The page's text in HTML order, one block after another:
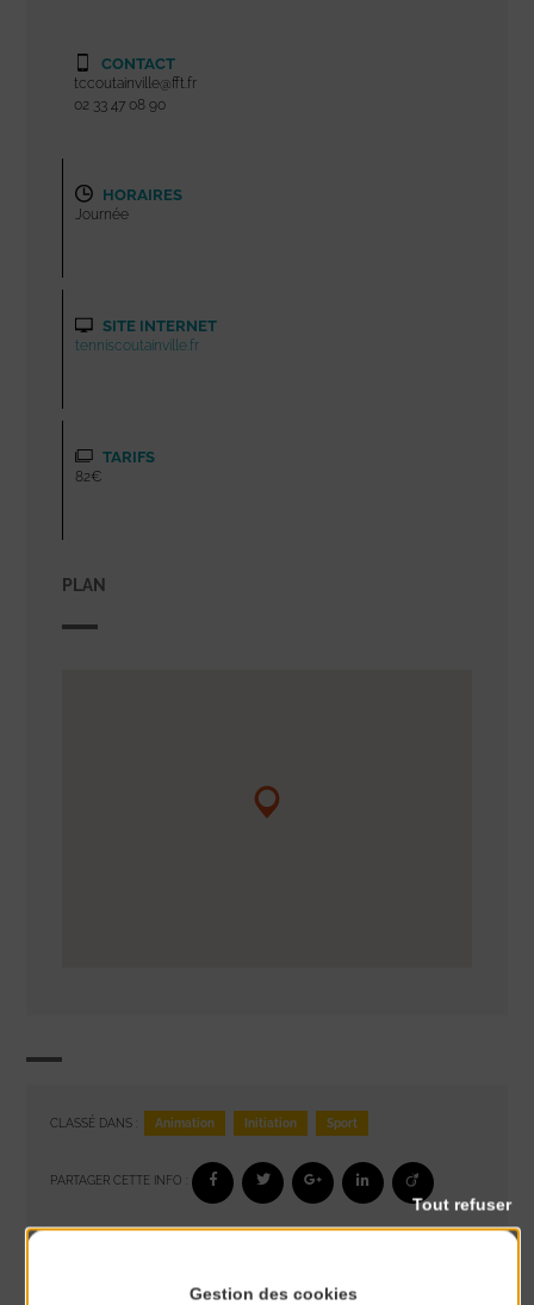
CONTACT
tccoutainville@fft.fr
02 33 47 08 90
HORAIRES
Journée
SITE INTERNET
tenniscoutainville.fr
TARIFS
82€
PLAN
CLASSÉ DANS : Animation Initiation Sport
PARTAGER CETTE INFO :
Gestion des cookies
Tout refuser